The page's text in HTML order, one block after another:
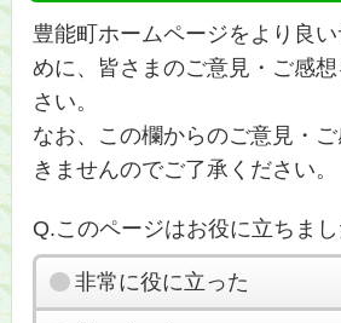
豊能町ホームページをより良
めに、皆さまのご意見・ご感
さい。
なお、この欄からのご意見・
きませんのでご了承ください。
Q.このページはお役に立ちまし
非常に役に立った